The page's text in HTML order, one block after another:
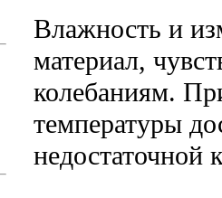
Влажность и
материал,
колебаниям.
температуры
недостаточной